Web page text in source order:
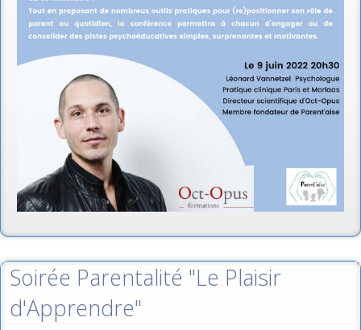
Soirée Parentalité "Le Plaisir
d'Apprendre"